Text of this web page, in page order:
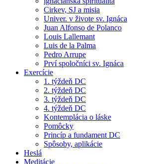
Cirkev, SJ a misia
Univer. v živote sv. Ignáca
Juan Alfonso de Polanco
Louis Lallemant
Luis de la Palma
Pedro Arrupe
Prví spoločníci sv. Ignáca
Exercície
1. týždeň DC
2. týždeň DC
3. týždeň DC
4. týždeň DC
Kontemplácia o láske
Pomôcky
Princíp a fundament DC
Spôsoby, aplikácie
Heslá
Meditácie